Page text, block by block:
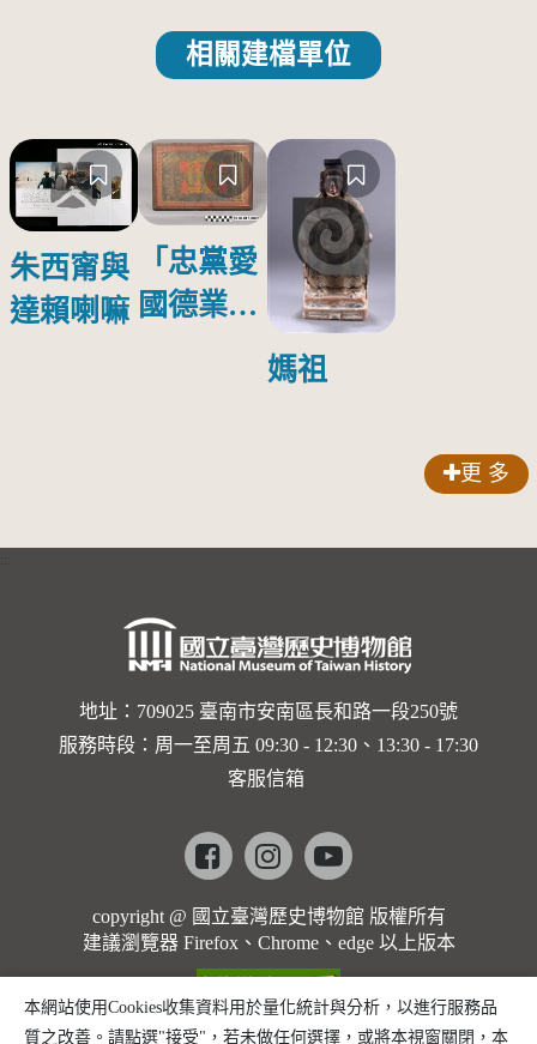
相關建檔單位
朱西甯與
達賴喇嘛
「忠黨愛
國德業並
媽祖
更 多
地址：709025 臺南市安南區長和路一段250號
服務時段：周一至周五 09:30 - 12:30、13:30 - 17:30
客服信箱
Facebookinstagramyoutube
copyright @ 國立臺灣歷史博物館 版權所有
建議瀏覽器 Firefox、Chrome、edge 以上版本
本網站使用Cookies收集資料用於量化統計與分析，以進行服務品
質之改善。請點選"接受"，若未做任何選擇，或將本視窗關閉，本